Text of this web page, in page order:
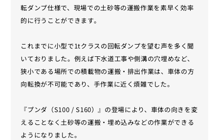
転ダンプ仕様で、現場での土砂等の運搬作業を素早く効率
的に行うことができます。
これまでに小型で1tクラスの回転ダンプを望む声を多く聞
いておりました。例えば下水道工事や側溝の穴埋めなど、
狭小である場所での積載物の運搬・排出作業は、車体の方
向転換が不可能であり、手作業に近く煩雑でした。
『プンダ（S100 / S160）』の登場により、車体の向きを変
えることなく土砂等の運搬・埋め込みなどの作業ができる
ようになりました。